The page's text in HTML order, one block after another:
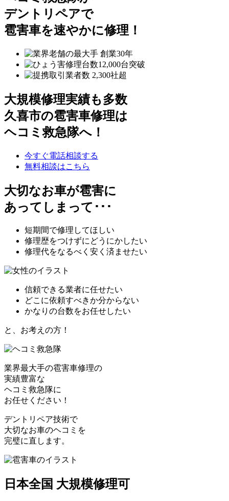
デントリペアで
雹害車を速やかに修理！
大規模修理実績も多数
久喜市の雹害車修理は
ヘコミ救急隊へ！
今すぐ電話相談する
無料相談はこちら
大切なお車が雹害に
あってしまって･･･
短期間で修理してほしい
修理歴をつけずにどうにかしたい
修理代をなるべく安く済ませたい
信頼できる業者に任せたい
どこに依頼すべきか分からない
かなりの台数をお任せしたい
と、お考えの方！
業界最大手の雹害車修理の
実績豊富な
ヘコミ救急隊に
お任せください！
デントリペア技術で
大切なお車のヘコミを
完璧に直します。
日本全国 大規模修理可